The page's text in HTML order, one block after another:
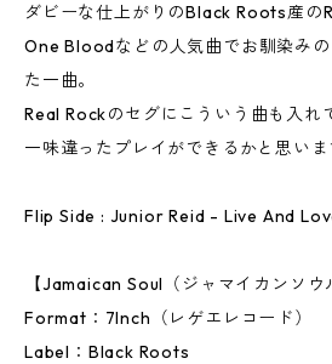
ダビーな仕上がりのBlack Roots産の
One Bloodなどの人気曲でお馴染み
た一曲。
Real Rockのセグにこういう曲も入れ
一味違ったプレイができるかと思いま
Flip Side : Junior Reid - Live And
【Jamaican Soul（ジャマイカンソウ
Format：7Inch（レゲエレコード）
Label：Black Roots